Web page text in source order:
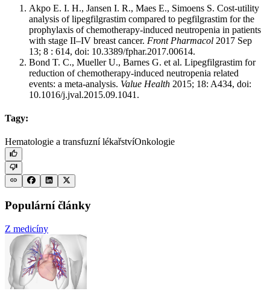
Akpo E. I. H., Jansen I. R., Maes E., Simoens S. Cost-utility
analysis of lipegfilgrastim compared to pegfilgrastim for the
prophylaxis of chemotherapy-induced neutropenia in patients
with stage II–IV breast cancer. Front Pharmacol 2017 Sep
13; 8 : 614, doi: 10.3389/fphar.2017.00614.
Bond T. C., Mueller U., Barnes G. et al. Lipegfilgrastim for
reduction of chemotherapy-induced neutropenia related
events: a meta-analysis. Value Health 2015; 18: A434, doi:
10.1016/j.jval.2015.09.1041.
Tagy:
Hematologie a transfuzní lékařstvíOnkologie
Populární články
Z medicíny